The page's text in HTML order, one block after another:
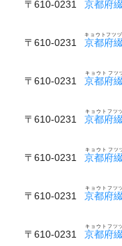
〒610-0231 京都府
〒610-0231 京都府
キョウトフツ
〒610-0231 京都府
キョウトフツ
〒610-0231 京都府
キョウトフツ
〒610-0231 京都府
キョウトフツ
〒610-0231 京都府
キョウトフツ
〒610-0231 京都府
キョウトフツ